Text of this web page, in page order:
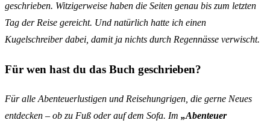
geschrieben. Witzigerweise haben die Seiten genau bis zum letzten
Tag der Reise gereicht. Und natürlich hatte ich einen
Kugelschreiber dabei, damit ja nichts durch Regennässe verwischt.
Für wen hast du das Buch geschrieben?
Für alle Abenteuerlustigen und Reisehungrigen, die gerne Neues
entdecken – ob zu Fuß oder auf dem Sofa. Im „Abenteuer